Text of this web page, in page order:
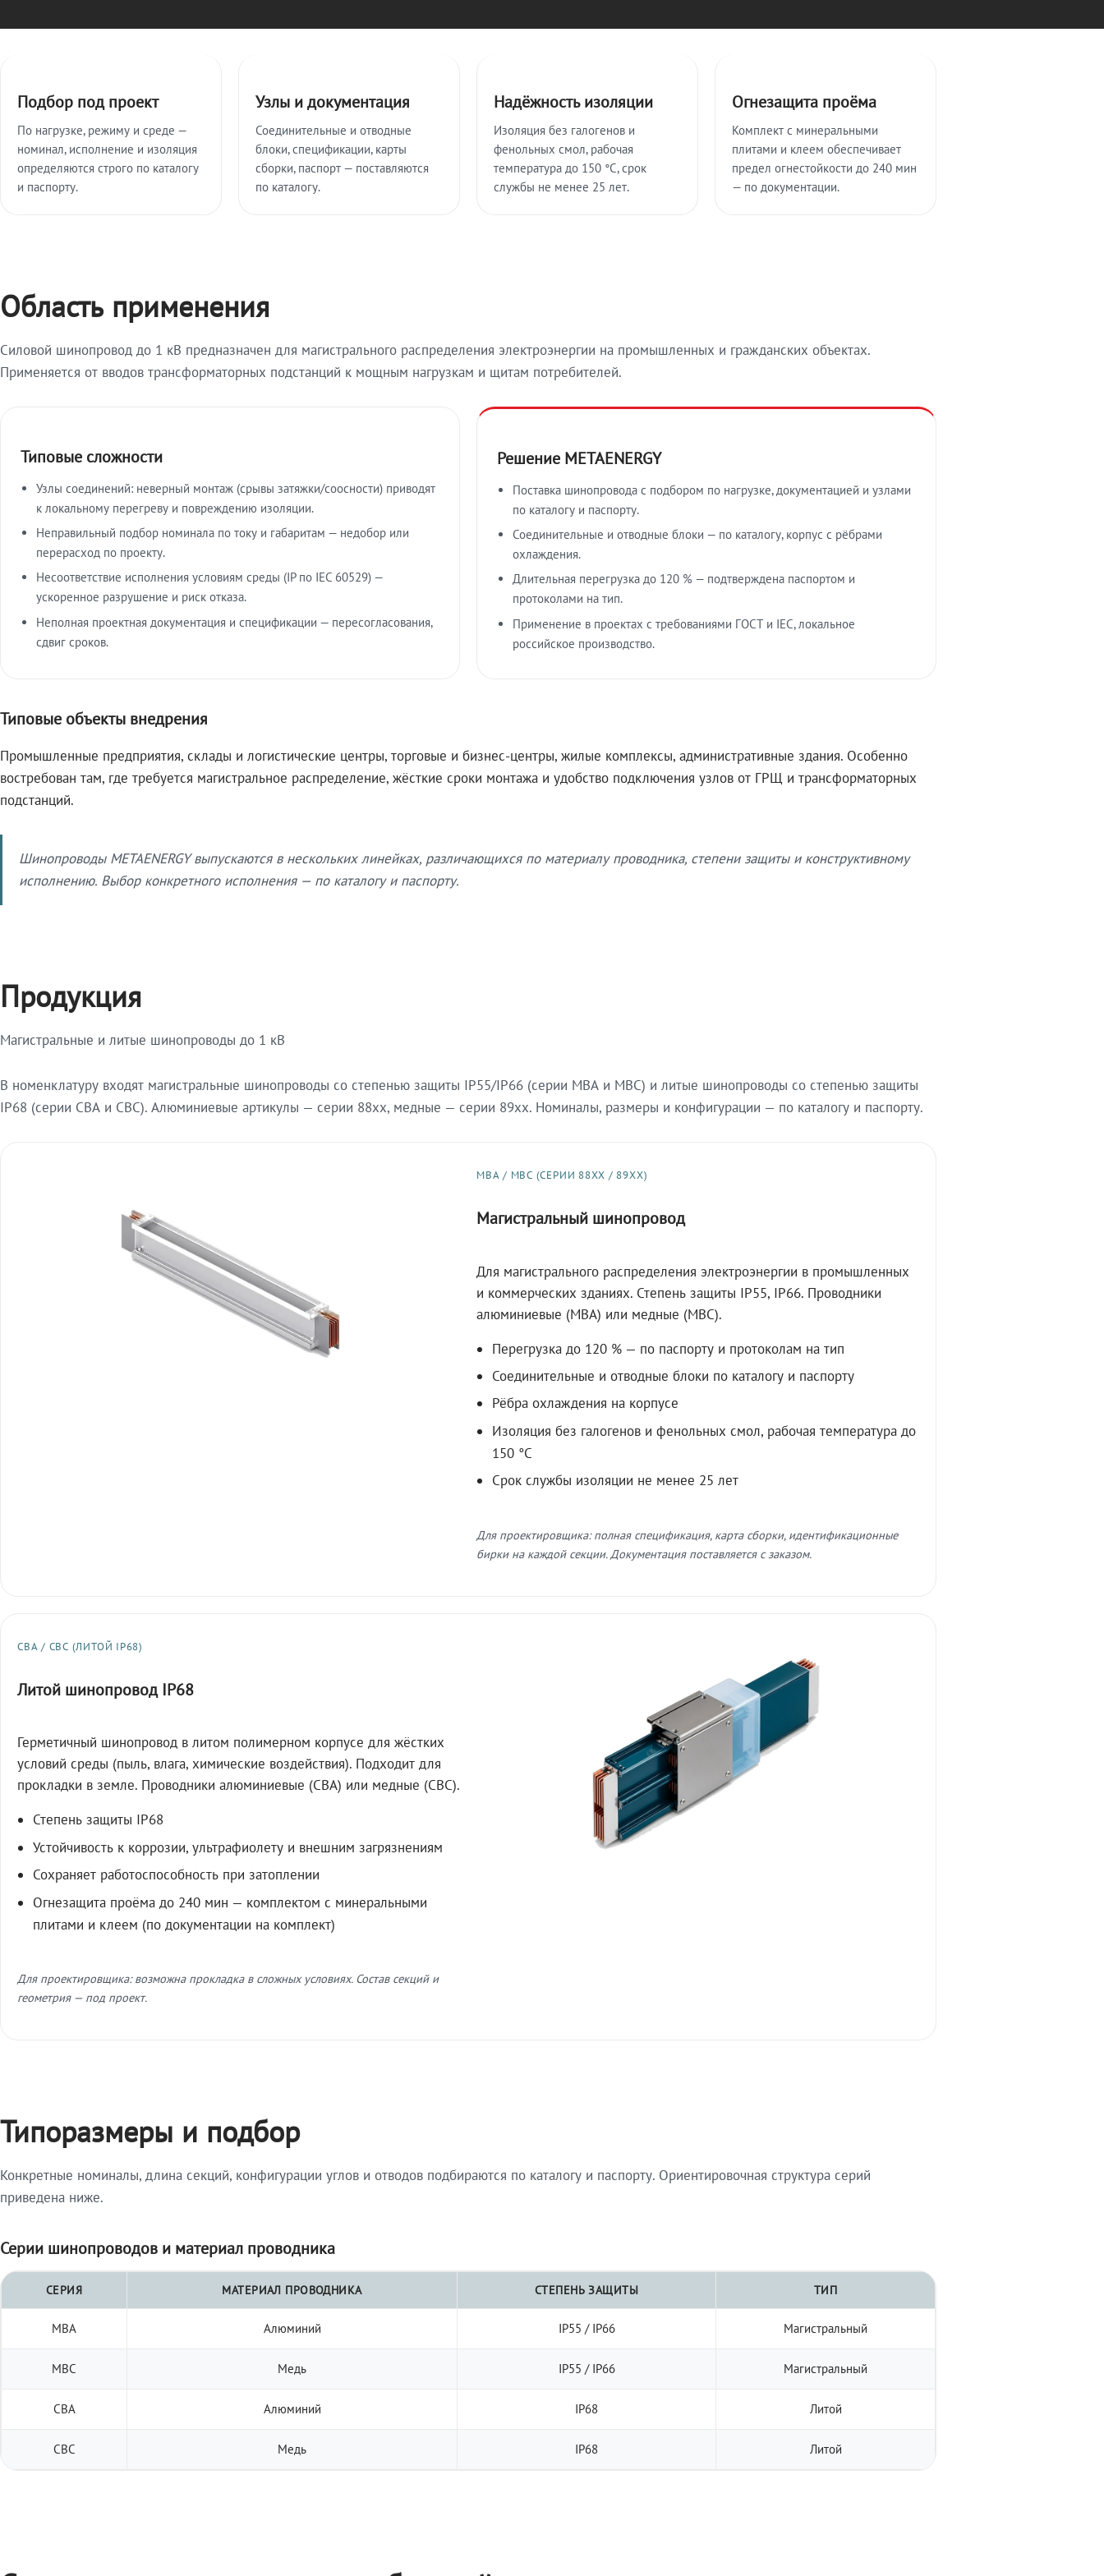
Подбор под проект
По нагрузке, режиму и среде —
номинал, исполнение и изоляция
определяются строго по каталогу
и паспорту.
Узлы и документация
Соединительные и отводные
блоки, спецификации, карты
сборки, паспорт — поставляются
по каталогу.
Надёжность изоляции
Изоляция без галогенов и
фенольных смол, рабочая
температура до 150 °C, срок
службы не менее 25 лет.
Огнезащита проёма
Комплект с минеральными
плитами и клеем обеспечивает
предел огнестойкости до 240 мин
— по документации.
Область применения
Силовой шинопровод до 1 кВ предназначен для магистрального распределения электроэнергии на промышленных и гражданских объектах.
Применяется от вводов трансформаторных подстанций к мощным нагрузкам и щитам потребителей.
Типовые сложности
Узлы соединений: неверный монтаж (срывы затяжки/соосности) приводят
к локальному перегреву и повреждению изоляции.
Неправильный подбор номинала по току и габаритам — недобор или
перерасход по проекту.
Несоответствие исполнения условиям среды (IP по IEC 60529) —
ускоренное разрушение и риск отказа.
Неполная проектная документация и спецификации — пересогласования,
сдвиг сроков.
Решение METAENERGY
Поставка шинопровода с подбором по нагрузке, документацией и узлами
по каталогу и паспорту.
Соединительные и отводные блоки — по каталогу, корпус с рёбрами
охлаждения.
Длительная перегрузка до 120 % — подтверждена паспортом и
протоколами на тип.
Применение в проектах с требованиями ГОСТ и IEC, локальное
российское производство.
Типовые объекты внедрения
Промышленные предприятия, склады и логистические центры, торговые и бизнес-центры, жилые комплексы, административные здания. Особенно
востребован там, где требуется магистральное распределение, жёсткие сроки монтажа и удобство подключения узлов от ГРЩ и трансформаторных
подстанций.
Шинопроводы METAENERGY выпускаются в нескольких линейках, различающихся по материалу проводника, степени защиты и конструктивному
исполнению. Выбор конкретного исполнения — по каталогу и паспорту.
Продукция
Магистральные и литые шинопроводы до 1 кВ
В номенклатуру входят магистральные шинопроводы со степенью защиты IP55/IP66 (серии МВА и МВС) и литые шинопроводы со степенью защиты
IP68 (серии СВА и СВС). Алюминиевые артикулы — серии 88xx, медные — серии 89xx. Номиналы, размеры и конфигурации — по каталогу и паспорту.
МВА / МВС (СЕРИИ 88XX / 89XX)
Магистральный шинопровод
Для магистрального распределения электроэнергии в промышленных
и коммерческих зданиях. Степень защиты IP55, IP66. Проводники
алюминиевые (МВА) или медные (МВС).
Перегрузка до 120 % — по паспорту и протоколам на тип
Соединительные и отводные блоки по каталогу и паспорту
Рёбра охлаждения на корпусе
Изоляция без галогенов и фенольных смол, рабочая температура до
150 °C
Срок службы изоляции не менее 25 лет
Для проектировщика: полная спецификация, карта сборки, идентификационные
бирки на каждой секции. Документация поставляется с заказом.
СВА / СВС (ЛИТОЙ IP68)
Литой шинопровод IP68
Герметичный шинопровод в литом полимерном корпусе для жёстких
условий среды (пыль, влага, химические воздействия). Подходит для
прокладки в земле. Проводники алюминиевые (СВА) или медные (СВС).
Степень защиты IP68
Устойчивость к коррозии, ультрафиолету и внешним загрязнениям
Сохраняет работоспособность при затоплении
Огнезащита проёма до 240 мин — комплектом с минеральными
плитами и клеем (по документации на комплект)
Для проектировщика: возможна прокладка в сложных условиях. Состав секций и
геометрия — под проект.
Типоразмеры и подбор
Конкретные номиналы, длина секций, конфигурации углов и отводов подбираются по каталогу и паспорту. Ориентировочная структура серий
приведена ниже.
Серии шинопроводов и материал проводника
СЕРИЯ МАТЕРИАЛ ПРОВОДНИКА СТЕПЕНЬ ЗАЩИТЫ ТИП
МВА Алюминий IP55 / IP66 Магистральный
МВС Медь IP55 / IP66 Магистральный
СВА Алюминий IP68 Литой
СВС Медь IP68 Литой